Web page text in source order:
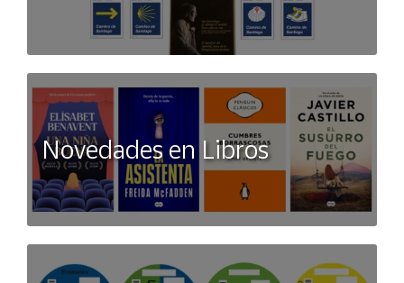
Novedades en Libros